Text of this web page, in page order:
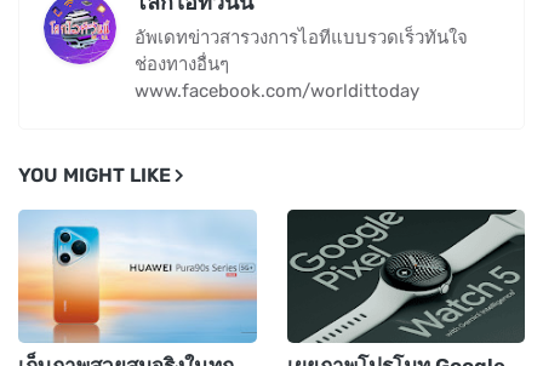
อัพเดทข่าวสารวงการไอทีแบบรวดเร็วทันใจ
ช่องทางอื่นๆ
www.facebook.com/worldittoday
YOU MIGHT LIKE